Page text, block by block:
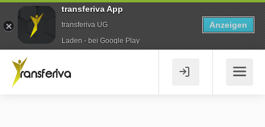
transferiva App
transferiva UG
Laden - bei Google Play
Anzeigen